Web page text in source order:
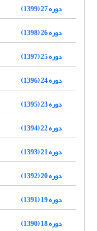
دوره 27 (1399)
دوره 26 (1398)
دوره 25 (1397)
دوره 24 (1396)
دوره 23 (1395)
دوره 22 (1394)
دوره 21 (1393)
دوره 20 (1392)
دوره 19 (1391)
دوره 18 (1390)